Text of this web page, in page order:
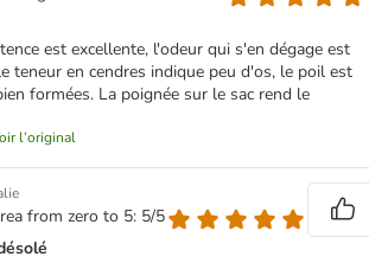
est excellente, l'odeur qui s'en dégage est
teneur en cendres indique peu d'os, le poil est
formées. La poignée sur le sac rend le
l’original
from zero to 5: 5/5